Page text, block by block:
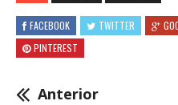
FACEBOOK TWITTER
PINTEREST
Anterior